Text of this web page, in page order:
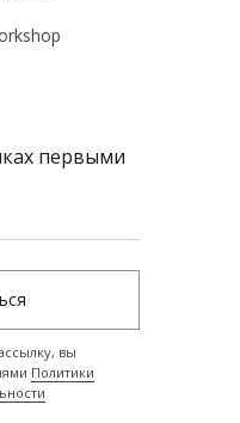
первыми
вы
Политики